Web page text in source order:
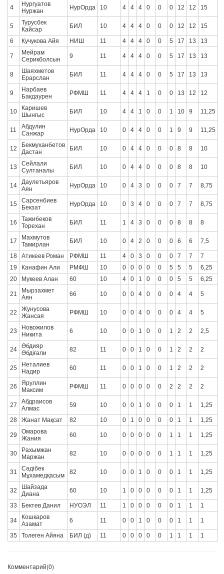
4
Нургуатов
Нуржан
НурОрда 10 4 4 4 0 0 0 12 12 15
5
Турусбек
Кайсар
БИЛ 10 4 4 4 0 0 0 12 12 15
6 Кучукова Айя НИШ 11 4 4 4 0 0 5 17 13 13
7
Мейрам
Серикболсын
9 11 4 4 4 0 0 5 17 13 13
8
Шаяхметов
Ерарслан
БИЛ 11 4 4 4 0 0 5 17 13 13
9
Нарбаев
Бакдаурен
РФМШ 11 4 4 4 1 0 0 13 12 12
10
Каришев
Шынгыс
БИЛ 10 4 4 1 0 0 1 10 9 11,25
11
Абдулин
Санжар
НурОрда 10 0 4 4 0 0 1 9 9 11,25
12
Бекмуханбетов
Дастан
БИЛ 10 0 4 4 0 0 0 8 8 10
13
Сейлали
Султаналы
БИЛ 10 0 4 4 0 0 0 8 8 10
14
Даулетьяров
Аян
НурОрда 10 0 4 3 0 0 0 7 7 8,75
15
Сарсенбиев
Бекзат
НурОрда 10 0 3 4 0 0 0 7 7 8,75
16
Тажибеков
Торехан
БИЛ 11 1 4 3 0 0 0 8 8 8
17
Махмутов
Тамирлан
БИЛ 10 0 4 2 0 0 0 6 6 7,5
18 Атикеев Роман РФМШ 11 4 0 3 0 0 0 7 7
7
19
Канафин Али РМФШ 10 0 0 0 0 0 5 5 5
6,25
20
Мукеев Алан 60 10 4 0 1 0 0 0 5 5 6,25
21
Мырзахмет
Аян
66 10 0 0 4 0 0 0 4 4 5
22
Жунусова
Жансая
РФМШ 10 0 0 4 0 0 0 4 4 5
23
Новожилов
Никита
6 10 0 0 1 0 0 1 2 2 2,5
24
Әбдияр
Әбдіғали
82 11 0 0 1 0 0 1 2 2 2
25
Неталиев
Надир
60 11 0 0 1 0 0 1 2 2 2
26
Яруллин
Максим
РФМШ 11 0 0 0 0 0 2 2 2 2
27
Абдраисов
Алмас
59 10 0 0 1 0 0 0 1 1 1,25
28 Жанат Мақсат 82 10 0 1 0 0 0 0 1 1 1,25
29
Омарова
Жания
60 10 0 0 0 0 0 1 1 1 1,25
30
Рахымжан
Маржан
82 10 0 0 0 0 0 1 1 1 1,25
31
Сәдібек
Мұхамедқасым
82 10 0 0 1 0 0 0 1 1 1,25
32
Шайзада
Диана
60 10 1 0 0 0 0 0 1 1 1,25
33 Бектев Данил НУОЭЛ 11 1 0 0 0 0 0 1 1 1
34
Кошкаров
Азамат
6 11 0 0 1 0 0 0 1 1 1
35 Толеген Айяна БИЛ (д) 11 0 0 0 0 0 1 1 1 1
Комментарий(0)